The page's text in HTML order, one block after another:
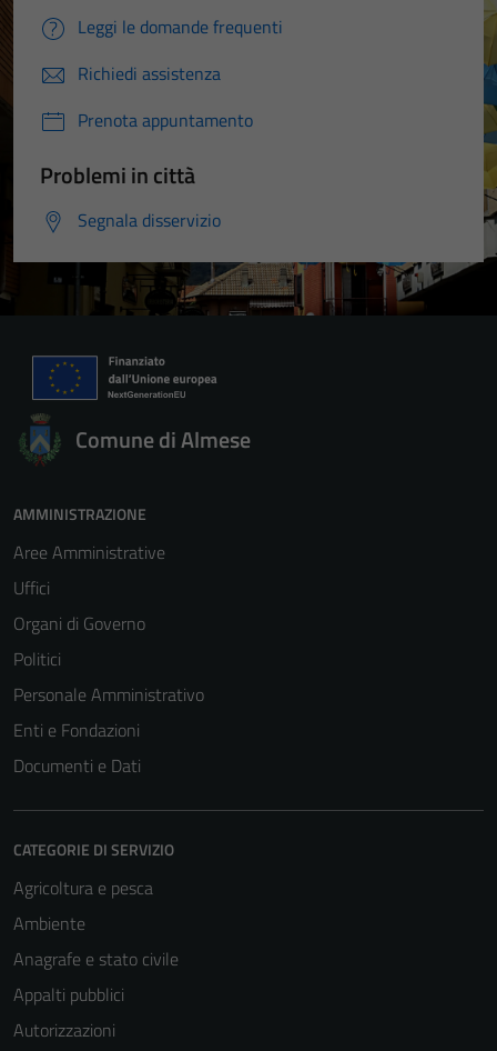
Leggi le domande frequenti
Richiedi assistenza
Prenota appuntamento
Problemi in città
Segnala disservizio
Comune di Almese
AMMINISTRAZIONE
Aree Amministrative
Uffici
Organi di Governo
Politici
Personale Amministrativo
Enti e Fondazioni
Documenti e Dati
CATEGORIE DI SERVIZIO
Agricoltura e pesca
Ambiente
Anagrafe e stato civile
Appalti pubblici
Autorizzazioni